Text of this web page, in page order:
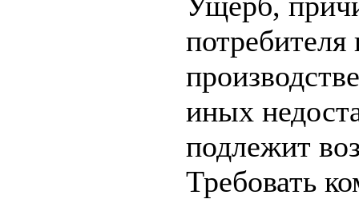
потребителя
иных
подлежит
Требовать